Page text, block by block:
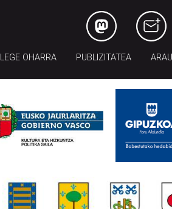
LEGE OHARRA PUBLIZITATEA